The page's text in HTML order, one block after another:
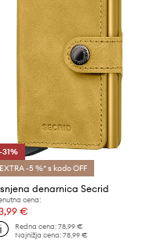
-31%
EXTRA -5 %* s kodo OFF
denarnica Secrid
cena:
€
Redna cena:78,99 €
Najnižja cena:78,99 €